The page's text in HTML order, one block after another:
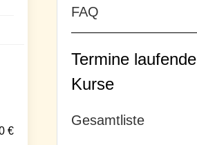
€
FAQ
Termine laufende
Kurse
Gesamtliste